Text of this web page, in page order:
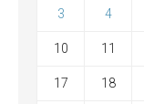
3 4
10 11
17 18